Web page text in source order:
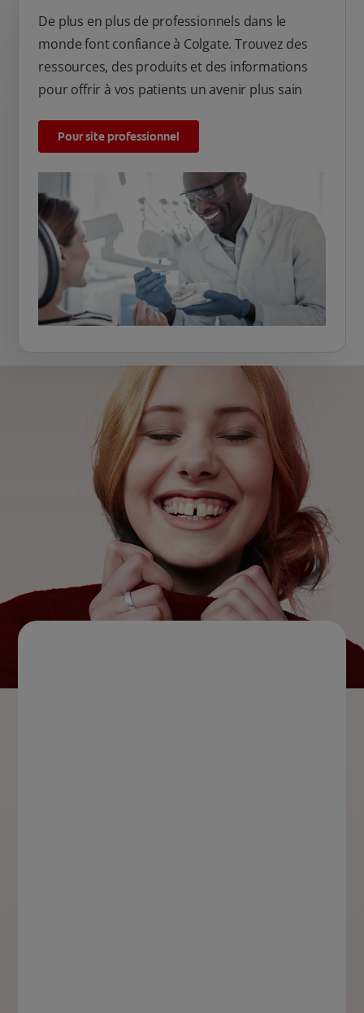
De plus en plus de professionnels dans le
monde font confiance à Colgate. Trouvez des
ressources, des produits et des informations
pour offrir à vos patients un avenir plus sain
Pour site professionnel